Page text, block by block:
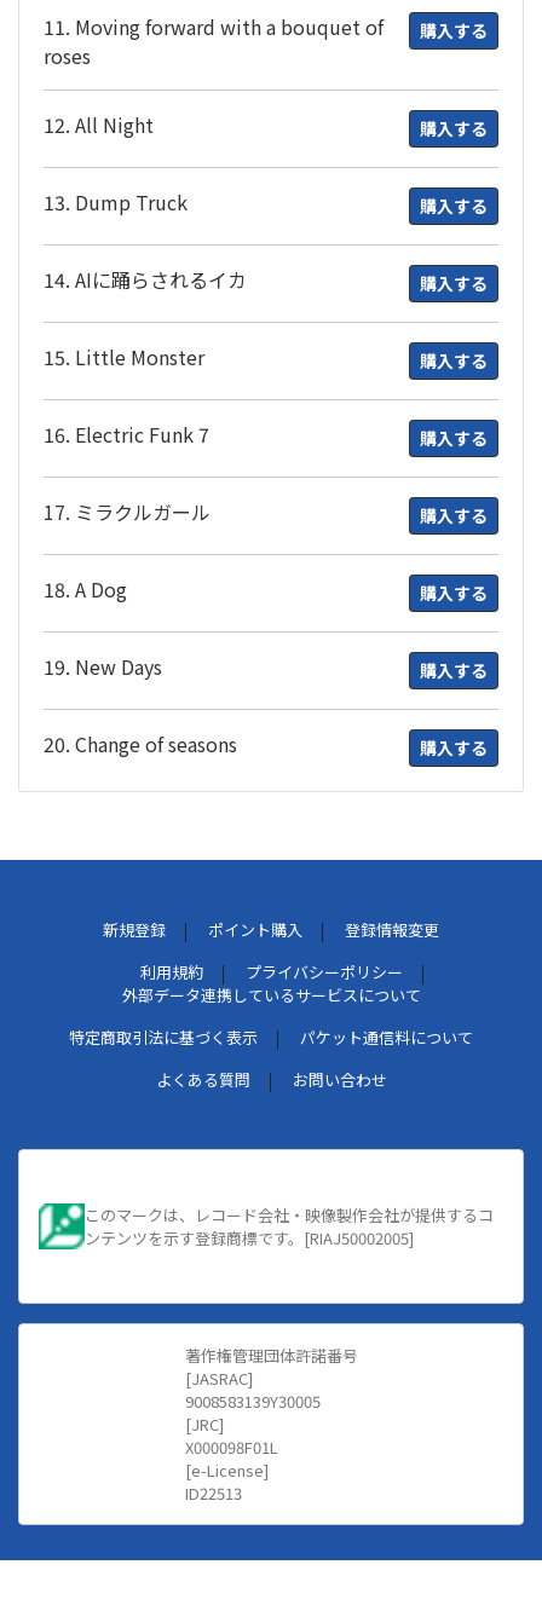
11. Moving forward with a bouquet of
roses
購入する
12. All Night 購入する
13. Dump Truck 購入する
14. AIに踊らされるイカ 購入する
15. Little Monster 購入する
16. Electric Funk 7 購入する
17. ミラクルガール 購入する
18. A Dog 購入する
19. New Days 購入する
20. Change of seasons 購入する
新規登録 ポイント購入
登録情報変更
利用規約
プライバシーポリシー
外部データ連携しているサービスについて
特定商取引法に基づく表示
パケット通信料について
よくある質問
お問い合わせ
このマークは、レコード会社・映像製作会社が提供するコ
ンテンツを示す登録商標です。[RIAJ50002005]
著作権管理団体許諾番号
[JASRAC]
9008583139Y30005
[JRC]
X000098F01L
[e-License]
ID22513